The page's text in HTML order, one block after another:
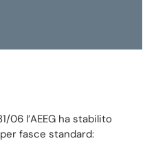
06 l’AEEG ha stabilito
fasce standard: